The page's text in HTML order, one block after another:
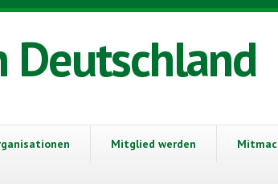
Deutschland
Mitglied werden